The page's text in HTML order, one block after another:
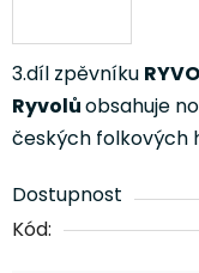
3.díl zpěvníku
Ryvolůobsahuje n
českých folkových
Dostupnost
Kód: